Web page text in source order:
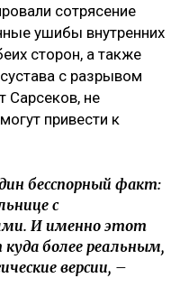
сотрясение
ушибы внутренних
сторон, а также
с разрывом
Сарсеков, не
привести к
бесспорный факт:
с
И именно этот
более реальным,
версии, –